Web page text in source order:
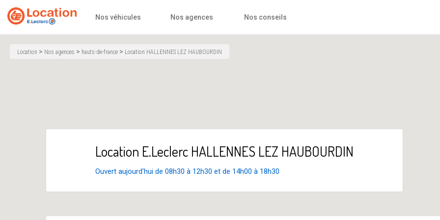
Accueil
Nos véhicules Nos agences Nos conseils
Location > Nos agences > hauts-de-france > Location HALLENNES LEZ HAUBOURDIN
Location E.Leclerc HALLENNES LEZ HAUBOURDIN
Ouvert aujourd'hui de 08h30 à 12h30 et de 14h00 à 18h30